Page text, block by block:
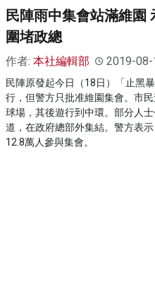
民陣雨中集會站滿維園
圍堵政總
作者: 本社編輯部 2019-08-
民陣原發起今日（18日）「止黑
行，但警方只批准維園集會。市
球場，其後遊行到中環。部分人
道，在政府總部外集結。警方表
12.8萬人參與集會。